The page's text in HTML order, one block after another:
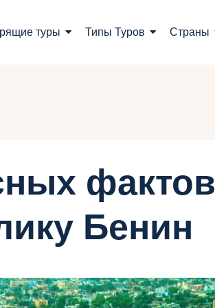
туры Типы Туров Страны
фактов
Бенин